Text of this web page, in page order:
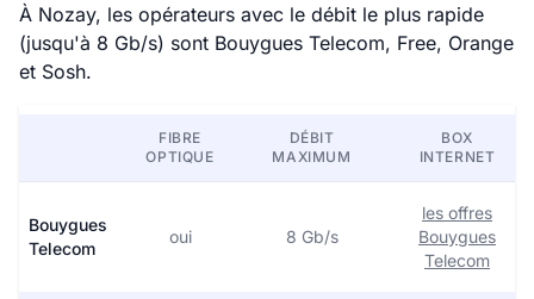
À Nozay, les opérateurs avec le débit le plus rapide
(jusqu'à 8 Gb/s) sont Bouygues Telecom, Free, Orange
et Sosh.
FIBRE
OPTIQUE
DÉBIT
MAXIMUM
BOX
INTERNET
Bouygues
Telecom
oui 8 Gb/s
les offres
Bouygues
Telecom